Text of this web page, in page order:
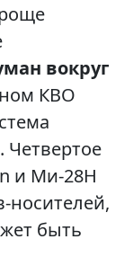
вокруг
КВО
Четвертое
и Ми‑28Н
быть